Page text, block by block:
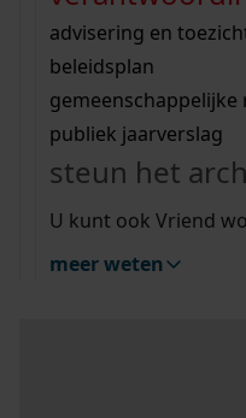
bouwvergunningen
vergunningen
beeld en geluid
uitleg nodig?
Wij helpen u op weg
bekijk alle zoektips
Wij helpen u op weg
bekijk alle zoektips
bekijk ons
advisering en
beleidsplan
gemeenschappelijke
publiek jaarverslag
steun het
U kunt ook Vriend
meer weten
Mijn Studiezaal (inloggen)